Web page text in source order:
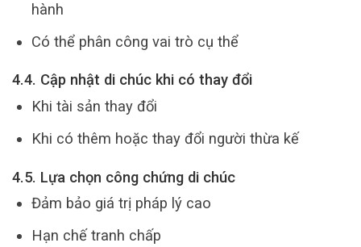
hành
Có thể phân công vai trò cụ thể
4.4. Cập nhật di chúc khi có thay đổi
Khi tài sản thay đổi
Khi có thêm hoặc thay đổi người thừa kế
4.5. Lựa chọn công chứng di chúc
Đảm bảo giá trị pháp lý cao
Hạn chế tranh chấp